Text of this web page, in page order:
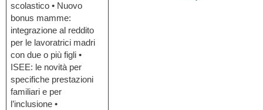
scolastico • Nuovo
bonus mamme:
integrazione al reddito
per le lavoratrici madri
con due o più figli •
ISEE: le novità per
specifiche prestazioni
familiari e per
l’inclusione •